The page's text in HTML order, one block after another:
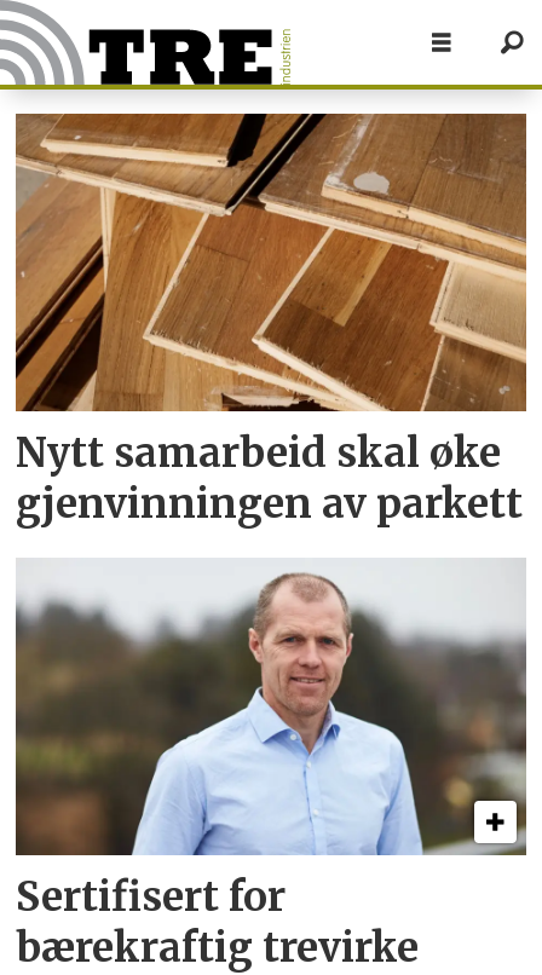
Tag:
gjenvinning
Nytt samarbeid skal øke
gjen­vinningen av parkett
Sertifisert for
bærekraftig trevirke